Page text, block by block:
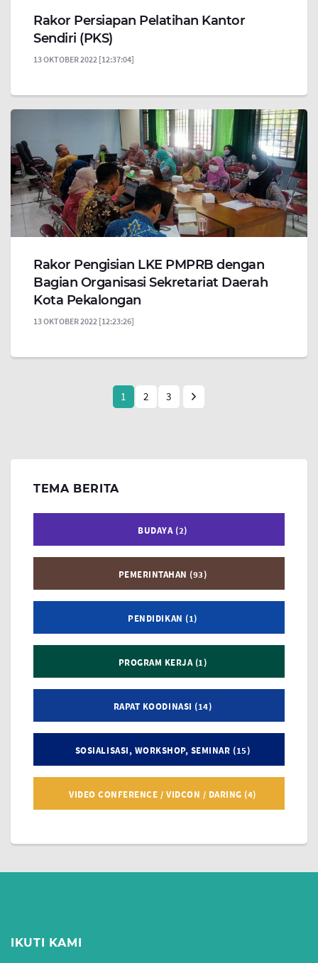
Rakor Persiapan Pelatihan Kantor
Sendiri (PKS)
13 OKTOBER 2022 [12:37:04]
Rakor Pengisian LKE PMPRB dengan
Bagian Organisasi Sekretariat Daerah
Kota Pekalongan
13 OKTOBER 2022 [12:23:26]
1 2 3
TEMA BERITA
BUDAYA (2)
PEMERINTAHAN (93)
PENDIDIKAN (1)
PROGRAM KERJA (1)
RAPAT KOODINASI (14)
SOSIALISASI, WORKSHOP, SEMINAR (15)
VIDEO CONFERENCE / VIDCON / DARING (4)
IKUTI KAMI